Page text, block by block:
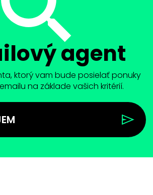
agent
ktorý vam bude posielať ponuky
na základe vašich kritérií.